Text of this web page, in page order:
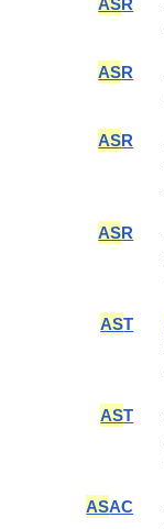
ASR
ASR
ASR
ASR
AST
AST
ASAC